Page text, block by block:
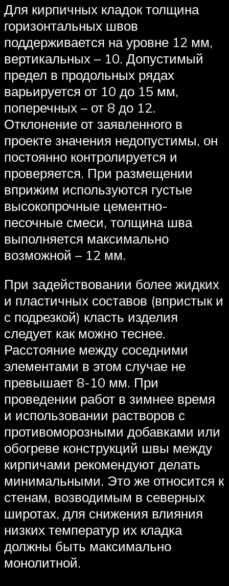
Для кирпичных кладок толщина
горизонтальных швов
поддерживается на уровне 12 мм,
вертикальных – 10. Допустимый
предел в продольных рядах
варьируется от 10 до 15 мм,
поперечных – от 8 до 12.
Отклонение от заявленного в
проекте значения недопустимы, он
постоянно контролируется и
проверяется. При размещении
вприжим используются густые
высокопрочные цементно-
песочные смеси, толщина шва
выполняется максимально
возможной – 12 мм.
При задействовании более жидких
и пластичных составов (впристык и
с подрезкой) класть изделия
следует как можно теснее.
Расстояние между соседними
элементами в этом случае не
превышает 8-10 мм. При
проведении работ в зимнее время
и использовании растворов с
противоморозными добавками или
обогреве конструкций швы между
кирпичами рекомендуют делать
минимальными. Это же относится к
стенам, возводимым в северных
широтах, для снижения влияния
низких температур их кладка
должны быть максимально
монолитной.